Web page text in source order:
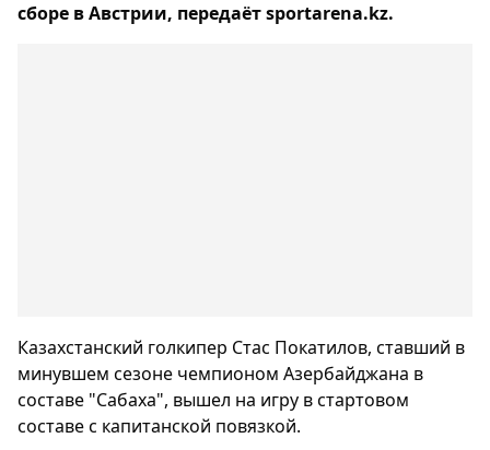
сборе в Австрии, передаёт sportarena.kz.
Казахстанский голкипер Стас Покатилов, ставший в
минувшем сезоне чемпионом Азербайджана в
составе "Сабаха", вышел на игру в стартовом
составе с капитанской повязкой.